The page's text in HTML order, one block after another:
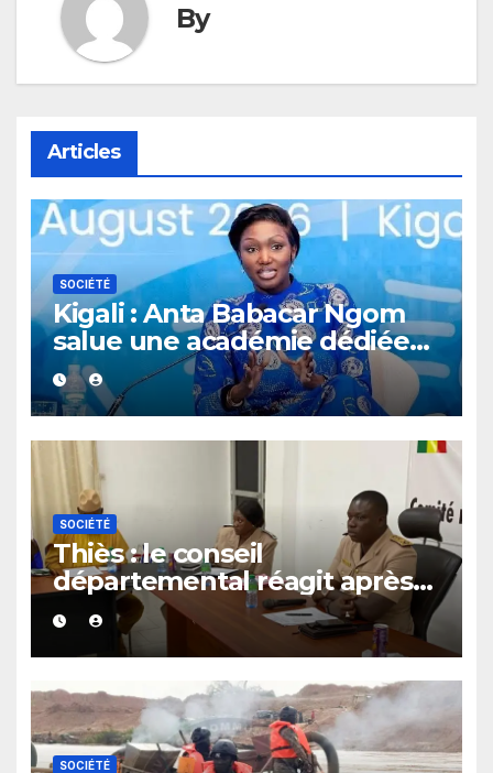
By
Articles
SOCIÉTÉ
Kigali : Anta Babacar Ngom
salue une académie dédiée
au leadership politique des
femmes africaines
SOCIÉTÉ
Thiès : le conseil
départemental réagit après
le rappel à l’ordre du
gouverneur
SOCIÉTÉ